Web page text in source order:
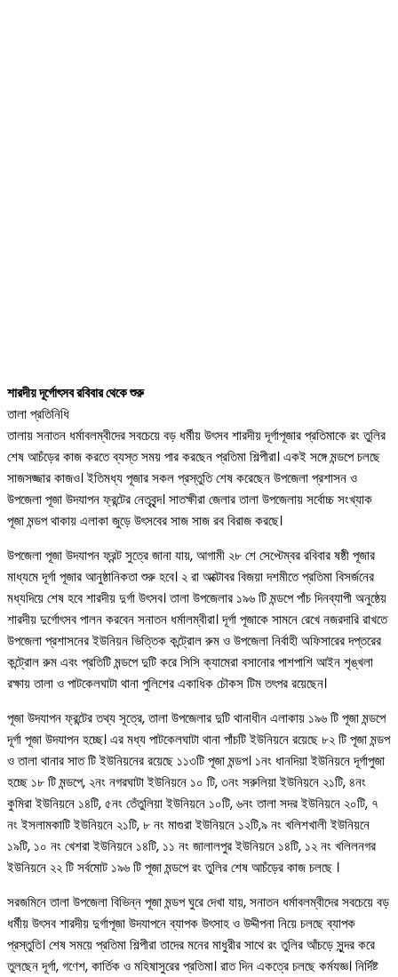
শারদীয় দূর্গোৎসব রবিবার থেকে শুরু
তালা প্রতিনিধি
তালায় সনাতন ধর্মাবলম্বীদের সবচেয়ে বড় ধর্মীয় উৎসব শারদীয় দূর্গাপূজার প্রতিমাকে রং তুলির
শেষ আচঁড়ের কাজ করতে ব্যস্ত সময় পার করছেন প্রতিমা শিল্পীরা। একই সঙ্গে মন্ডপে চলছে
সাজসজ্জার কাজও। ইতিমধ্য পূজার সকল প্রস্তুতি শেষ করেছেন উপজেলা প্রশাসন ও
উপজেলা পূজা উদযাপন ফ্রন্টের নেতৃবৃন্দ। সাতক্ষীরা জেলার তালা উপজেলায় সর্বোচ্চ সংখ্যাক
পূজা মন্ডপ থাকায় এলাকা জুড়ে উৎসবের সাজ সাজ রব বিরাজ করছে।
উপজেলা পূজা উদযাপন ফ্রন্ট সুত্রে জানা যায়, আগামী ২৮ শে সেপ্টেম্বর রবিবার ষষ্ঠী পূজার
মাধ্যমে দূর্গা পূজার আনুষ্ঠানিকতা শুরু হবে। ২ রা অক্টোবর বিজয়া দশমীতে প্রতিমা বিসর্জনের
মধ্যদিয়ে শেষ হবে শারদীয় দুর্গা উৎসব। তালা উপজেলার ১৯৬ টি মন্ডপে পাঁচ দিনব্যাপী অনুষ্ঠেয়
শারদীয় দুর্গোৎসব পালন করবেন সনাতন ধর্মালম্বীরা। দূর্গা পূজাকে সামনে রেখে নজরদারি রাখতে
উপজেলা প্রশাসনের ইউনিয়ন ভিত্তিক কন্ট্রোল রুম ও উপজেলা নির্বাহী অফিসারের দপ্তরের
কন্ট্রোল রুম এবং প্রতিটি মন্ডপে দুটি করে সিসি ক্যামেরা বসানোর পাশপাশি আইন শৃঙ্খলা
রক্ষায় তালা ও পাটকেলঘাটা থানা পুলিশের একাধিক চৌকস টিম তৎপর রয়েছেন।
পূজা উদযাপন ফ্রন্টের তথ্য সূত্রে, তালা উপজেলার দুটি থানাধীন এলাকায় ১৯৬ টি পূজা মন্ডপে
দূর্গা পূজা উদযাপন হচ্ছে। এর মধ্য পাটকেলঘাটা থানা পাঁচটি ইউনিয়নে রয়েছে ৮২ টি পূজা মন্ডপ
ও তালা থানার সাত টি ইউনিয়নের রয়েছে ১১৩টি পূজা মন্ডপ। ১নং ধানদিয়া ইউনিয়নে দূর্গাপুজা
হচ্ছে ১৮ টি মন্ডপে, ২নং নগরঘাটা ইউনিয়নে ১০ টি, ৩নং সরুলিয়া ইউনিয়নে ২১টি, ৪নং
কুমিরা ইউনিয়নে ১৪টি, ৫নং তেঁতুলিয়া ইউনিয়নে ১০টি, ৬নং তালা সদর ইউনিয়নে ২০টি, ৭
নং ইসলামকাটি ইউনিয়নে ২১টি, ৮ নং মাগুরা ইউনিয়নে ১২টি,৯ নং খলিশখালী ইউনিয়নে
১৯টি, ১০ নং খেশরা ইউনিয়নে ১৪টি, ১১ নং জালালপুর ইউনিয়নে ১৪টি, ১২ নং খলিলনগর
ইউনিয়নে ২২ টি সর্বমোট ১৯৬ টি পূজা মন্ডপে রং তুলির শেষ আচঁড়ের কাজ চলছে ।
সরজমিনে তালা উপজেলা বিভিন্ন পূজা মন্ডপ ঘুরে দেখা যায়, সনাতন ধর্মাবলম্বীদের সবচেয়ে বড়
ধর্মীয় উৎসব শারদীয় দুর্গাপূজা উদযাপনে ব্যাপক উৎসাহ ও উদ্দীপনা নিয়ে চলছে ব্যাপক
প্রস্তুতি। শেষ সময়ে প্রতিমা শিল্পীরা তাদের মনের মাধুরীর সাথে রং তুলির আঁচড়ে সুন্দর করে
তুলছেন দূর্গা, গণেশ, কার্তিক ও মহিষাসুরের প্রতিমা। রাত দিন একত্রে চলছে কর্মযজ্ঞ। নির্দিষ্ট